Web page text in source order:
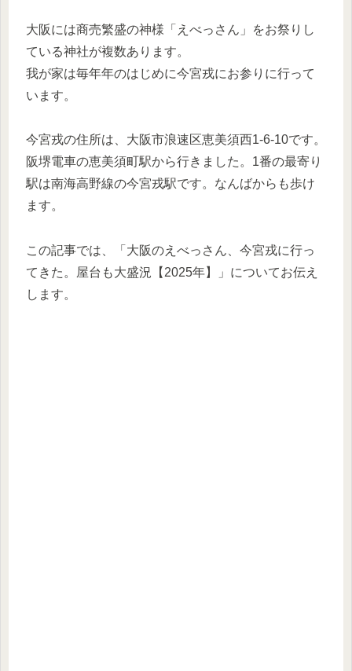
大阪には商売繁盛の神様「えべっさん」をお祭りし
ている神社が複数あります。
我が家は毎年年のはじめに今宮戎にお参りに行って
います。
今宮戎の住所は、大阪市浪速区恵美須西1-6-10です。
阪堺電車の恵美須町駅から行きました。1番の最寄り
駅は南海高野線の今宮戎駅です。なんばからも歩け
ます。
この記事では、「大阪のえべっさん、今宮戎に行っ
てきた。屋台も大盛況【2025年】」についてお伝え
します。